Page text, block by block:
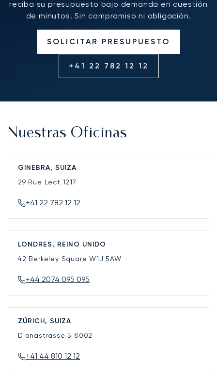
reciba su presupuesto bajo demanda en cuestión
de minutos. Sin compromiso ni obligación.
SOLICITAR PRESUPUESTO
+41 22 782 12 12
Nuestras Oficinas
GINEBRA, SUIZA
29 Rue Lect 1217
+41 22 782 12 12
LONDRES, REINO UNIDO
42 Berkeley SquareW1J 5AW
+44 2074 095 095
ZÚRICH, SUIZA
Dianastrasse 5 8002
+41 44 810 12 12